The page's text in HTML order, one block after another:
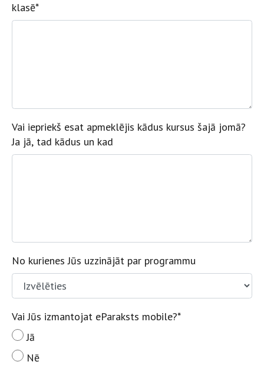
klasē*
Vai iepriekš esat apmeklējis kādus kursus šajā jomā?
Ja jā, tad kādus un kad
No kurienes Jūs uzzinājāt par programmu
Vai Jūs izmantojat eParaksts mobile?*
Jā
Nē